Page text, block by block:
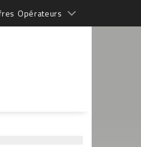
Opérateurs